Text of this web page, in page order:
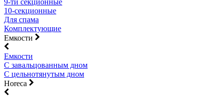
9-ти секционные
10-секционные
Для спама
Комплектующие
Емкости
Емкости
С завальцованным дном
С цельнотянутым дном
Horeca